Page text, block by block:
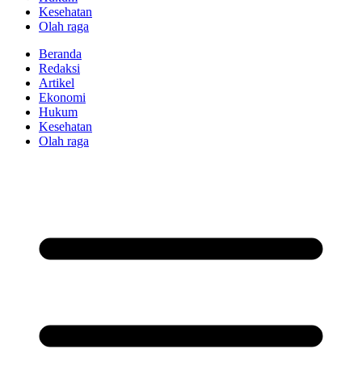
Kesehatan
Olah raga
Beranda
Redaksi
Artikel
Ekonomi
Hukum
Kesehatan
Olah raga